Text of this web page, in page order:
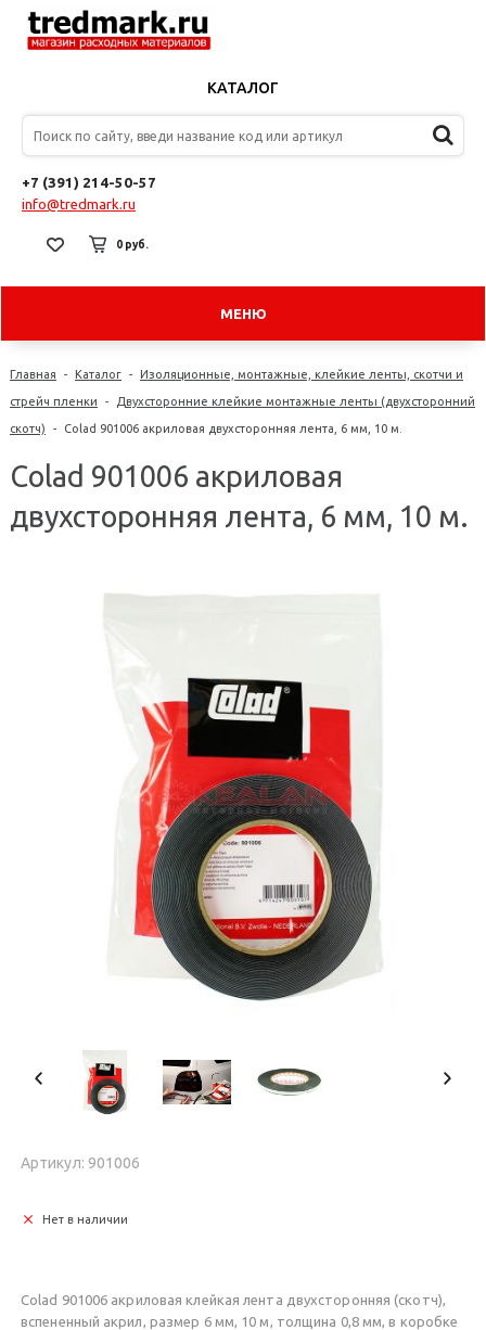
КАТАЛОГ
+7 (391) 214-50-57
info@tredmark.ru
0 руб.
МЕНЮ
Главная - Каталог - Изоляционные, монтажные, клейкие ленты, скотчи и
стрейч пленки - Двухсторонние клейкие монтажные ленты (двухсторонний
скотч) - Colad 901006 акриловая двухсторонняя лента, 6 мм, 10 м.
Colad 901006 акриловая
двухсторонняя лента, 6 мм, 10 м.
Артикул: 901006
Нет в наличии
Colad 901006 акриловая клейкая лента двухсторонняя (скотч),
вспененный акрил, размер 6 мм, 10 м, толщина 0,8 мм, в коробке